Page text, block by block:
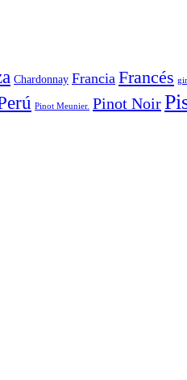
Chardonnay Francia Francés
Pinot Meunier. Pinot Noir